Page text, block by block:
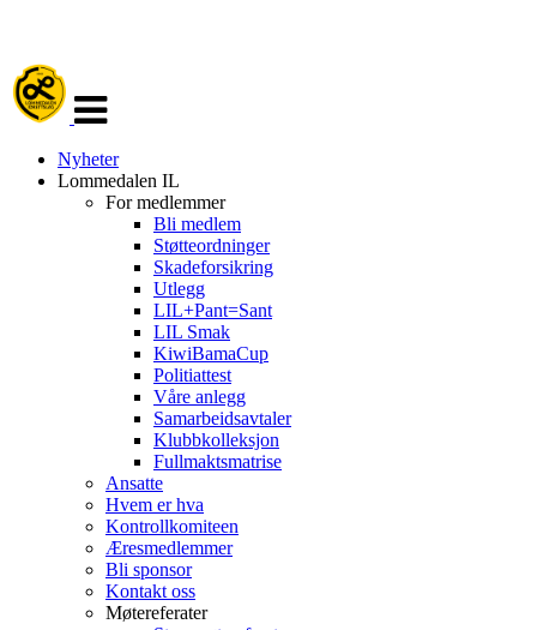
navigasjon
Nyheter
Lommedalen IL
For medlemmer
Bli medlem
Støtteordninger
Skadeforsikring
Utlegg
LIL+Pant=Sant
LIL Smak
KiwiBamaCup
Politiattest
Våre anlegg
Samarbeidsavtaler
Klubbkolleksjon
Fullmaktsmatrise
Ansatte
Hvem er hva
Kontrollkomiteen
Æresmedlemmer
Bli sponsor
Kontakt oss
Møtereferater